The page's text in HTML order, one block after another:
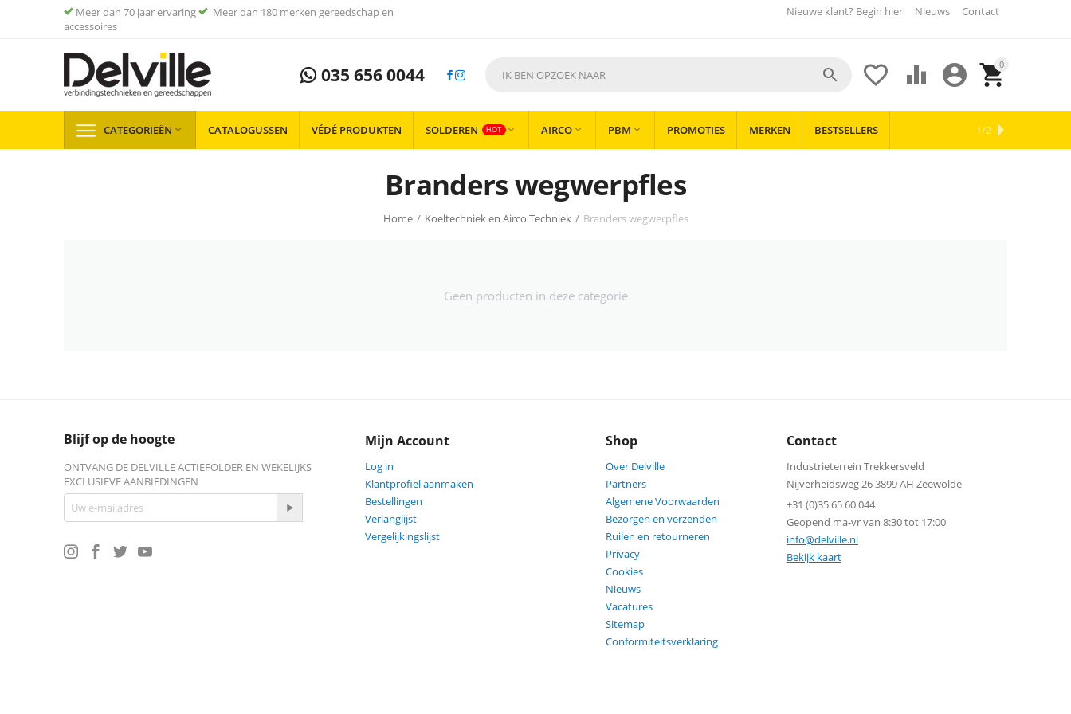
Meer dan 70 jaar ervaring
Meer dan 180 merken gereedschap en
accessoires
Nieuwe klant? Begin hier Nieuws Contact
035 656 0044 0


 

CATEGORIEËN  CATALOGUSSEN VÉDÉ PRODUKTEN SOLDEREN HOT  AIRCO  PBM  PROMOTIES MERKEN BESTSELLERS 1/2
Branders wegwerpfles
Home / Koeltechniek en Airco Techniek / Branders wegwerpfles
Geen producten in deze categorie
Blijf op de hoogte
ONTVANG DE DELVILLE ACTIEFOLDER EN WEKELIJKS
EXCLUSIEVE AANBIEDINGEN
Mijn Account
Log in
Klantprofiel aanmaken
Bestellingen
Verlanglijst
Vergelijkingslijst
Shop
Over Delville
Partners
Algemene Voorwaarden
Bezorgen en verzenden
Ruilen en retourneren
Privacy
Cookies
Nieuws
Vacatures
Sitemap
Conformiteitsverklaring
Contact
Industrieterrein Trekkersveld
Nijverheidsweg 26 3899 AH Zeewolde
+31 (0)35 65 60 044
Geopend ma-vr van 8:30 tot 17:00
info@delville.nl
Bekijk kaart